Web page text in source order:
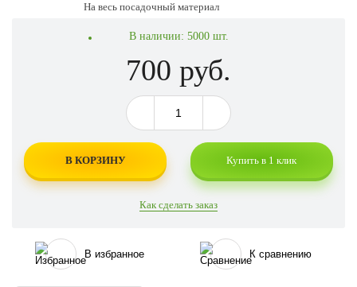
На весь посадочный материал
В наличии: 5000 шт.
700 руб.
В КОРЗИНУ Купить в 1 клик
Как сделать заказ
В избранное К сравнению